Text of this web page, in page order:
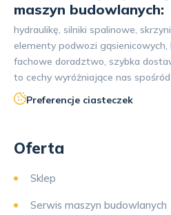
maszyn budowlanych:
hydraulikę, silniki spalinowe,
elementy podwozi gąsienicowych,
fachowe doradztwo, szybka
to cechy wyróżniające nas
Preferencje ciasteczek
Oferta
Sklep
Serwis maszyn budowlanych